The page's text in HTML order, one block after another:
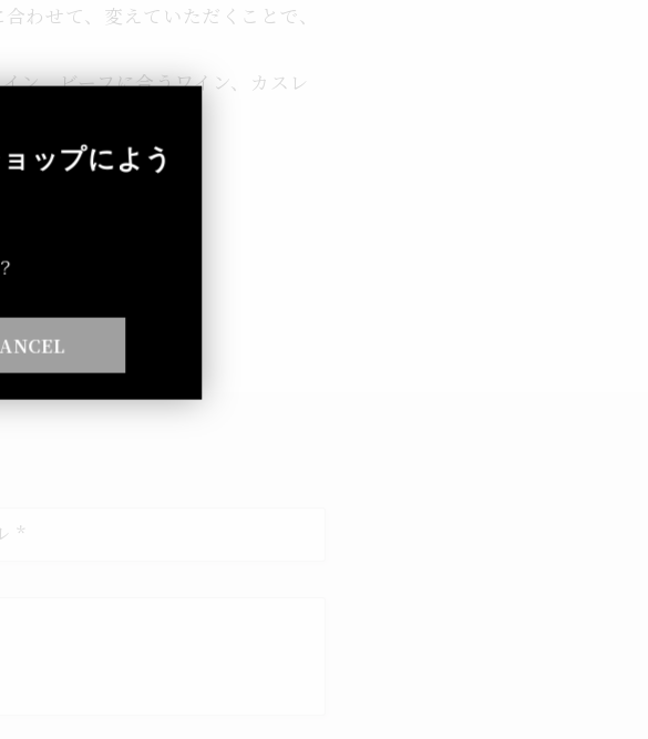
わせて、変えていただくことで、
ン、ビーフに合うワイン、カスレ
*
ップによう